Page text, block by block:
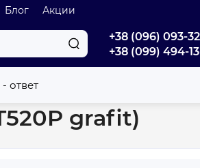
Блог Акции
+38 (096) 093-
+38 (099) 494-
ответ
Leo grafit (T520P grafit)
grafit)